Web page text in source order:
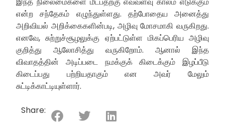
என்ற சந்தேகம் எழுந்துள்ளது. தற்போதைய அனைத்து
அறிவியல் அறிக்கைகளின்படி, அழிவு மோசமாகி வருகிறது.
எனவே, சுற்றுச்சூழலுக்கு ஏற்பட்டுள்ள மிகப்பெரிய அழிவு
குறித்து ஆலோசித்து வருகிறோம். ஆனால் இந்த
விவாதத்தின் அடிப்படை நமக்குக் கிடைக்கும் இழப்பீடு
கிடைப்பது பற்றியதாகும் என அவர் மேலும்
சுட்டிக்காட்டியுள்ளார்.
Share: